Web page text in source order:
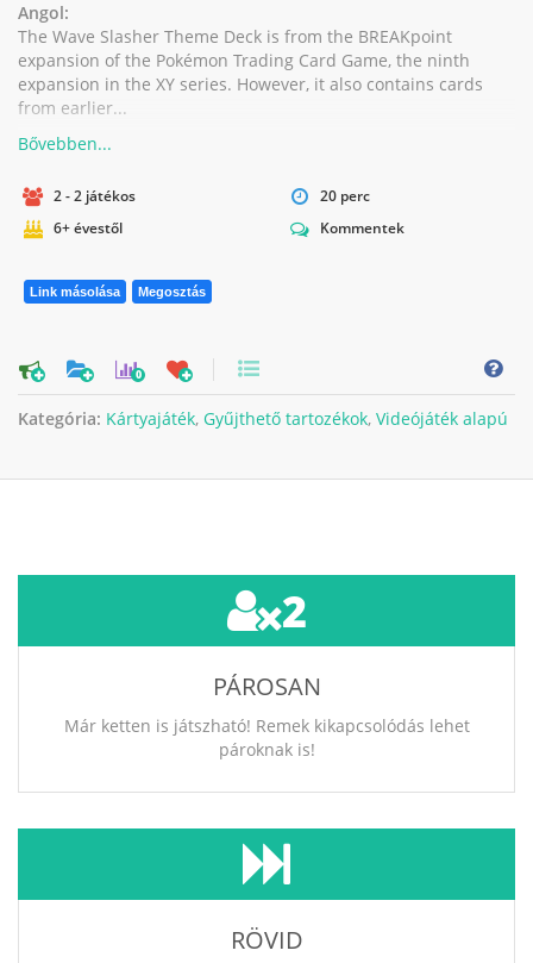
Angol:
The Wave Slasher Theme Deck is from the BREAKpoint
expansion of the Pokémon Trading Card Game, the ninth
expansion in the XY series. However, it also contains cards
from earlier...
2 - 2 játékos
20 perc
6+ évestől
Kommentek
Link másolása Megosztás
0
Kategória: Kártyajáték, Gyűjthető tartozékok, Videójáték alapú
2
PÁROSAN
Már ketten is játszható! Remek kikapcsolódás lehet
pároknak is!
RÖVID